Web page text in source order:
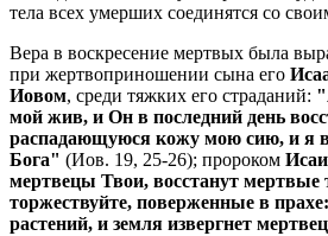
тела всех умерших соединятся со
Вера в воскресение мертвых была
при жертвоприношении сына его
Иовом, среди тяжких его страданий:
мой жив, и Он в последний день
распадающуюся кожу мою сию, и я
Бога" (Иов. 19, 25-26); пророком
мертвецы Твои, восстанут мертвые
торжествуйте, поверженные в
растений, и земля извергнет